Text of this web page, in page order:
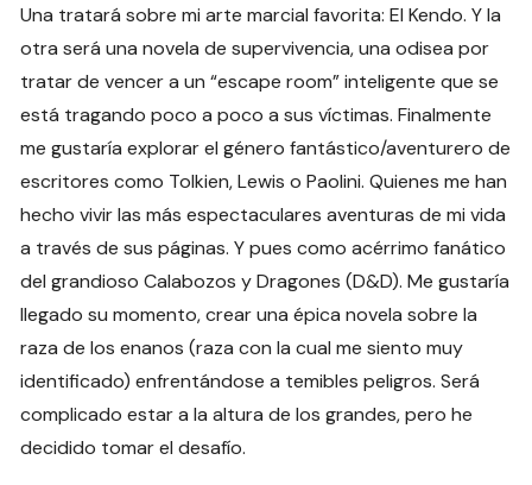
Una tratará sobre mi arte marcial favorita: El Kendo. Y la
otra será una novela de supervivencia, una odisea por
tratar de vencer a un “escape room” inteligente que se
está tragando poco a poco a sus víctimas. Finalmente
me gustaría explorar el género fantástico/aventurero de
escritores como Tolkien, Lewis o Paolini. Quienes me han
hecho vivir las más espectaculares aventuras de mi vida
a través de sus páginas. Y pues como acérrimo fanático
del grandioso Calabozos y Dragones (D&D). Me gustaría
llegado su momento, crear una épica novela sobre la
raza de los enanos (raza con la cual me siento muy
identificado) enfrentándose a temibles peligros. Será
complicado estar a la altura de los grandes, pero he
decidido tomar el desafío.